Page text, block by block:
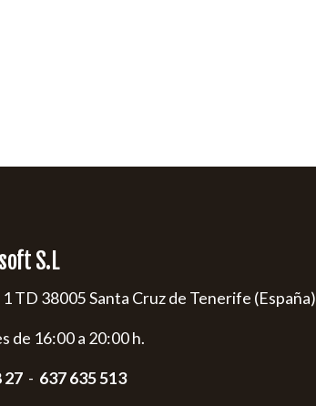
S.L
TD 38005 Santa Cruz de Tenerife (España)
de 16:00 a 20:00 h.
27 - 637 635 513